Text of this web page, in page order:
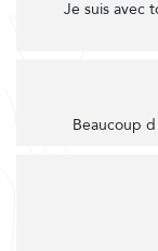
Je suis avec
Beaucoup